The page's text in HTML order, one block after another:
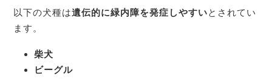
以下の犬種は遺伝的に緑内障を発症しやすいとされてい
ます。
柴犬
ビーグル